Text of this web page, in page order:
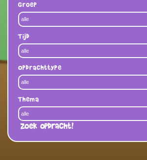
Groep
Tijd
Opdrachttype
Thema
Zoek opdracht!